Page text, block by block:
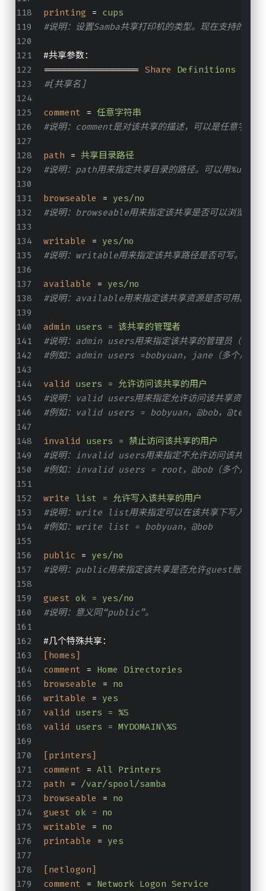
printing = cups
#说明：设置Samba共享打印机的类型。现在支
#共享参数：
================== Share Definitions
#[共享名]
comment = 任意字符串
#说明：comment是对该共享的描述，可以是任意字符
path = 共享目录路径
#说明：path用来指定共享目录的路径。可以用%u、
browseable = yes/no
#说明：browseable用来指定该共享是否可以浏览。
writable = yes/no
#说明：writable用来指定该共享路径是否可写。
available = yes/no
#说明：available用来指定该共享资源是否可用。
admin users = 该共享的管理者
#说明：admin users用来指定该共享的管理员（对
#例如：admin users =bobyuan，jane（多个用户中
valid users = 允许访问该共享的用户
#说明：valid users用来指定允许访问该共享资源的
#例如：valid users = bobyuan，@bob，@tech（多
invalid users = 禁止访问该共享的用户
#说明：invalid users用来指定不允许访问该共享资
#例如：invalid users = root，@bob（多个用户或
write list = 允许写入该共享的用户
#说明：write list用来指定可以在该共享下写入文件
#例如：write list = bobyuan，@bob
public = yes/no
#说明：public用来指定该共享是否允许guest账户访
guest ok = yes/no
#说明：意义同“public”。
#几个特殊共享：
[homes]
comment = Home Directories
browseable = no
writable = yes
valid users = %S
valid users = MYDOMAIN\%S
[printers]
comment = All Printers
path = /var/spool/samba
browseable = no
guest ok = no
writable = no
printable = yes
[netlogon]
comment = Network Logon Service